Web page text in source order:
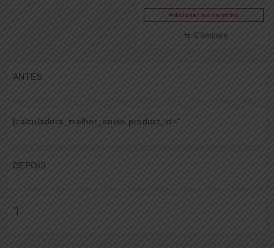
Adicionar ao carrinho
⇆ Compare
ANTES
[calculadora_melhor_envio product_id="
DEPOIS
"]